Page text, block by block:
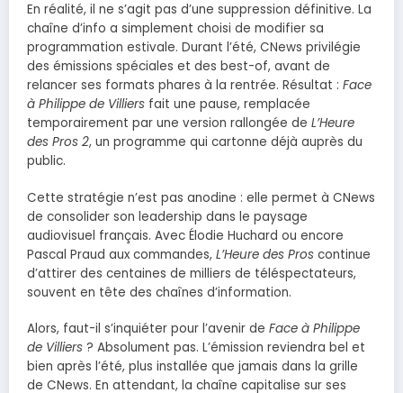
En réalité, il ne s’agit pas d’une suppression définitive. La
chaîne d’info a simplement choisi de modifier sa
programmation estivale. Durant l’été, CNews privilégie
des émissions spéciales et des best-of, avant de
relancer ses formats phares à la rentrée. Résultat : Face
à Philippe de Villiers fait une pause, remplacée
temporairement par une version rallongée de L’Heure
des Pros 2, un programme qui cartonne déjà auprès du
public.
Cette stratégie n’est pas anodine : elle permet à CNews
de consolider son leadership dans le paysage
audiovisuel français. Avec Élodie Huchard ou encore
Pascal Praud aux commandes, L’Heure des Pros continue
d’attirer des centaines de milliers de téléspectateurs,
souvent en tête des chaînes d’information.
Alors, faut-il s’inquiéter pour l’avenir de Face à Philippe
de Villiers ? Absolument pas. L’émission reviendra bel et
bien après l’été, plus installée que jamais dans la grille
de CNews. En attendant, la chaîne capitalise sur ses